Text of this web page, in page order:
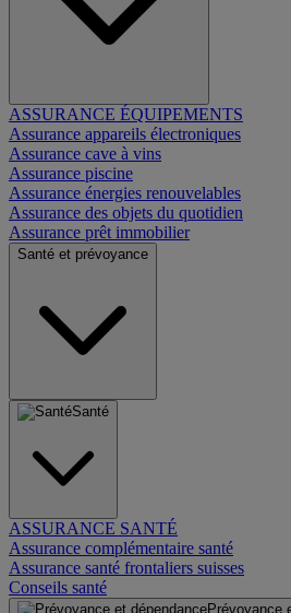
ASSURANCE ÉQUIPEMENTS
Assurance appareils électroniques
Assurance cave à vins
Assurance piscine
Assurance énergies renouvelables
Assurance des objets du quotidien
Assurance prêt immobilier
Santé et prévoyance
Santé
ASSURANCE SANTÉ
Assurance complémentaire santé
Assurance santé frontaliers suisses
Conseils santé
Prévoyance